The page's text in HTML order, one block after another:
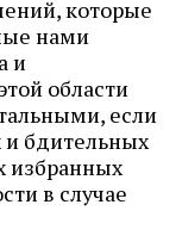
которые
нами
и
области
если
бдительных
избранных
в случае